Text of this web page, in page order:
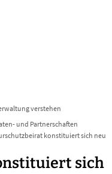
verstehen
und Partnerschaften
konstituiert sich neu
sich